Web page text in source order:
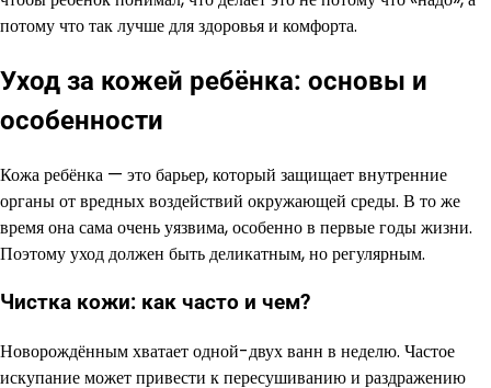
потому что так лучше для здоровья и комфорта.
Уход за кожей ребёнка: основы и
особенности
Кожа ребёнка — это барьер, который защищает внутренние
органы от вредных воздействий окружающей среды. В то же
время она сама очень уязвима, особенно в первые годы жизни.
Поэтому уход должен быть деликатным, но регулярным.
Чистка кожи: как часто и чем?
Новорождённым хватает одной-двух ванн в неделю. Частое
искупание может привести к пересушиванию и раздражению